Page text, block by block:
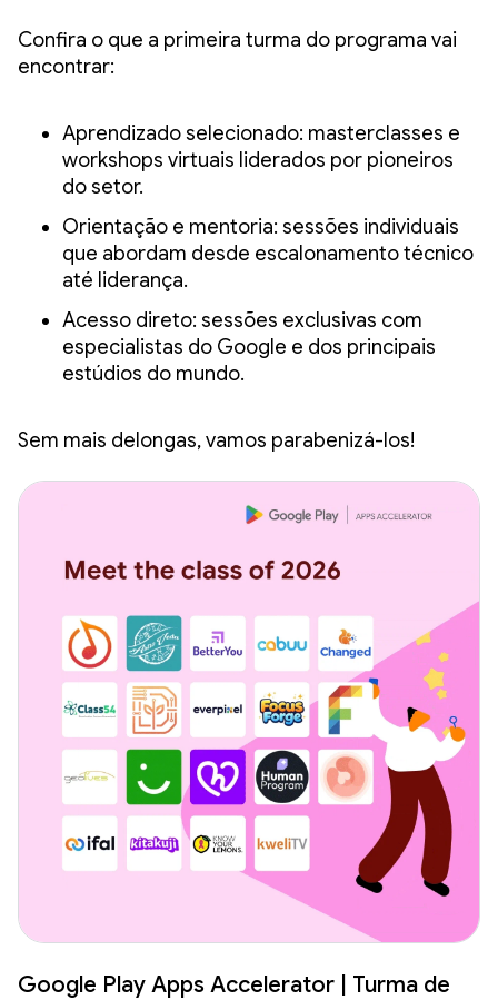
Confira o que a primeira turma do programa vai
encontrar:
Aprendizado selecionado: masterclasses e
workshops virtuais liderados por pioneiros
do setor.
Orientação e mentoria: sessões individuais
que abordam desde escalonamento técnico
até liderança.
Acesso direto: sessões exclusivas com
especialistas do Google e dos principais
estúdios do mundo.
Sem mais delongas, vamos parabenizá-los!
Google Play Apps Accelerator | Turma de